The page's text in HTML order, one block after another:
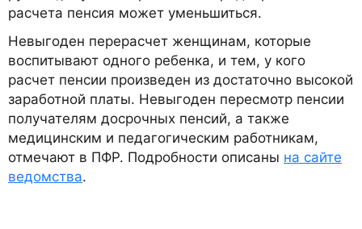
расчета пенсия может уменьшиться.
Невыгоден перерасчет женщинам, которые
воспитывают одного ребенка, и тем, у кого
расчет пенсии произведен из достаточно высокой
заработной платы. Невыгоден пересмотр пенсии
получателям досрочных пенсий, а также
медицинским и педагогическим работникам,
отмечают в ПФР. Подробности описаны на сайте
ведомства.